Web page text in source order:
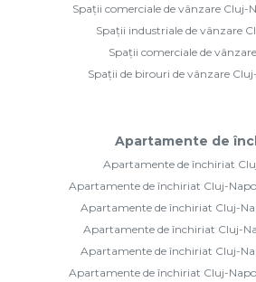
Spații comerciale de vânzare Cluj-
Spații industriale de vânzare
Spații comerciale de
Spații de birouri de vânzare
Apartamente de
Apartamente de închiriat
Apartamente de închiriat Cluj-
Apartamente de închiriat Cluj-
Apartamente de închiriat Cluj-
Apartamente de închiriat Cluj-
Apartamente de închiriat Cluj-